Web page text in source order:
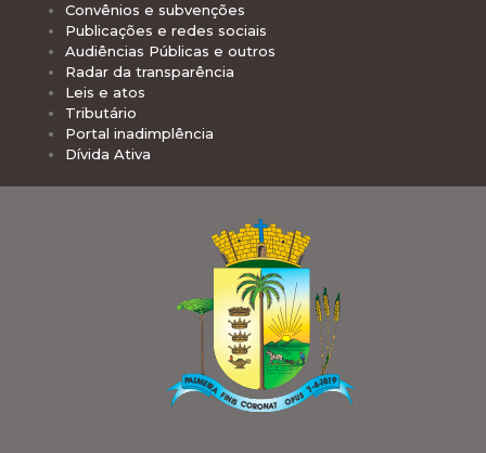
Convênios e subvenções
Publicações e redes sociais
Audiências Públicas e outros
Radar da transparência
Leis e atos
Tributário
Portal inadimplência
Dívida Ativa